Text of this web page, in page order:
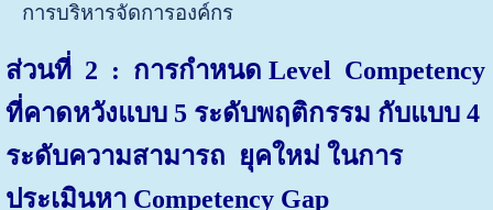
การบริหารจัดการองค์กร
ส่วนที่ 2 : การกำหนด Level Competency
ที่คาดหวังแบบ 5 ระดับพฤติกรรม กับแบบ 4
ระดับความสามารถ ยุคใหม่ ในการ
ประเมินหา Competency Gap